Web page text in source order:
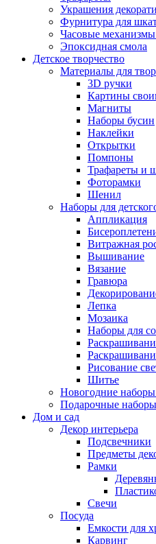
Украшения
Фурнитура для
Часовые механизмы
Эпоксидная смола
Детское творчество
Материалы для
3D ручки
Картины
Магниты
Наборы бусин
Наклейки
Открытки
Помпоны
Трафареты и
Фоторамки
Шенил
Наборы для
Аппликация
Витражная
Вышивание
Вязание
Гравюра
Лепка
Мозаика
Наборы для
Рисование
Шитье
Новогодние наборы
Подарочные наборы
Дом и сад
Декор интерьера
Подсвечники
Предметы
Рамки
Свечи
Посуда
Емкости для
Карвинг